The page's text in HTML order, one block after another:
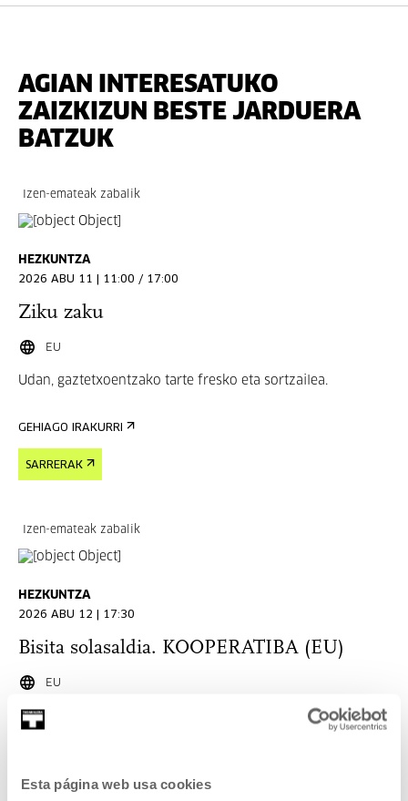
Esta página web usa cookies
AGIAN INTERESATUKO
ZAIZKIZUN BESTE JARDUERA
BATZUK
Izen-emateak zabalik
HEZKUNTZA
2026 ABU 11 | 11:00 / 17:00
Ziku zaku
EU
Udan, gaztetxoentzako tarte fresko eta sortzailea.
GEHIAGO IRAKURRI
SARRERAK
Izen-emateak zabalik
HEZKUNTZA
2026 ABU 12 | 17:30
Bisita solasaldia. KOOPERATIBA (EU)
EU
Bisita hauetan erakusketaren edukiak ezagutu eta arte